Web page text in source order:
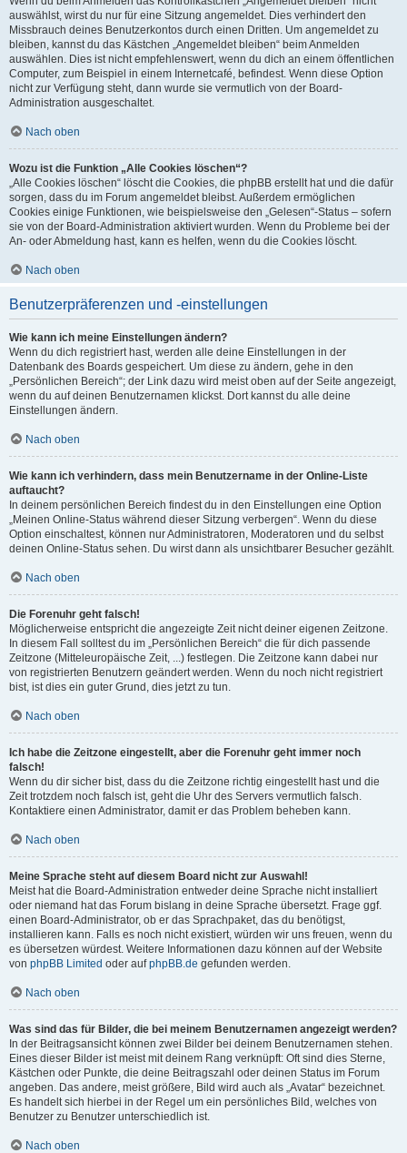
auswählst, wirst du nur für eine Sitzung angemeldet. Dies verhindert den
Missbrauch deines Benutzerkontos durch einen Dritten. Um angemeldet zu
bleiben, kannst du das Kästchen „Angemeldet bleiben“ beim Anmelden
auswählen. Dies ist nicht empfehlenswert, wenn du dich an einem öffentlichen
Computer, zum Beispiel in einem Internetcafé, befindest. Wenn diese Option
nicht zur Verfügung steht, dann wurde sie vermutlich von der Board-
Administration ausgeschaltet.
Nach oben
Wozu ist die Funktion „Alle Cookies löschen“?
„Alle Cookies löschen“ löscht die Cookies, die phpBB erstellt hat und die dafür
sorgen, dass du im Forum angemeldet bleibst. Außerdem ermöglichen
Cookies einige Funktionen, wie beispielsweise den „Gelesen“-Status – sofern
sie von der Board-Administration aktiviert wurden. Wenn du Probleme bei der
An- oder Abmeldung hast, kann es helfen, wenn du die Cookies löscht.
Nach oben
Benutzerpräferenzen und -einstellungen
Wie kann ich meine Einstellungen ändern?
Wenn du dich registriert hast, werden alle deine Einstellungen in der
Datenbank des Boards gespeichert. Um diese zu ändern, gehe in den
„Persönlichen Bereich“; der Link dazu wird meist oben auf der Seite angezeigt,
wenn du auf deinen Benutzernamen klickst. Dort kannst du alle deine
Einstellungen ändern.
Nach oben
Wie kann ich verhindern, dass mein Benutzername in der Online-Liste
auftaucht?
In deinem persönlichen Bereich findest du in den Einstellungen eine Option
„Meinen Online-Status während dieser Sitzung verbergen“. Wenn du diese
Option einschaltest, können nur Administratoren, Moderatoren und du selbst
deinen Online-Status sehen. Du wirst dann als unsichtbarer Besucher gezählt.
Nach oben
Die Forenuhr geht falsch!
Möglicherweise entspricht die angezeigte Zeit nicht deiner eigenen Zeitzone.
In diesem Fall solltest du im „Persönlichen Bereich“ die für dich passende
Zeitzone (Mitteleuropäische Zeit, ...) festlegen. Die Zeitzone kann dabei nur
von registrierten Benutzern geändert werden. Wenn du noch nicht registriert
bist, ist dies ein guter Grund, dies jetzt zu tun.
Nach oben
Ich habe die Zeitzone eingestellt, aber die Forenuhr geht immer noch
falsch!
Wenn du dir sicher bist, dass du die Zeitzone richtig eingestellt hast und die
Zeit trotzdem noch falsch ist, geht die Uhr des Servers vermutlich falsch.
Kontaktiere einen Administrator, damit er das Problem beheben kann.
Nach oben
Meine Sprache steht auf diesem Board nicht zur Auswahl!
Meist hat die Board-Administration entweder deine Sprache nicht installiert
oder niemand hat das Forum bislang in deine Sprache übersetzt. Frage ggf.
einen Board-Administrator, ob er das Sprachpaket, das du benötigst,
installieren kann. Falls es noch nicht existiert, würden wir uns freuen, wenn du
es übersetzen würdest. Weitere Informationen dazu können auf der Website
von phpBB Limited oder aufphpBB.de gefunden werden.
Nach oben
Was sind das für Bilder, die bei meinem Benutzernamen angezeigt werden?
In der Beitragsansicht können zwei Bilder bei deinem Benutzernamen stehen.
Eines dieser Bilder ist meist mit deinem Rang verknüpft: Oft sind dies Sterne,
Kästchen oder Punkte, die deine Beitragszahl oder deinen Status im Forum
angeben. Das andere, meist größere, Bild wird auch als „Avatar“ bezeichnet.
Es handelt sich hierbei in der Regel um ein persönliches Bild, welches von
Benutzer zu Benutzer unterschiedlich ist.
Nach oben